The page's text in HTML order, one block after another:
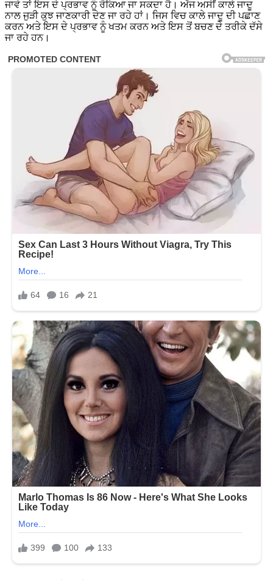
ਜਾਵੇ ਤਾਂ ਇਸ ਦੇ ਪ੍ਰਭਾਵ ਨੂੰ ਰੋਕਿਆ ਜਾ ਸਕਦਾ ਹੈ। ਅੱਜ ਅਸੀਂ ਕਾਲੇ ਜਾਦੂ
ਨਾਲ ਜੁੜੀ ਕੁਝ ਜਾਣਕਾਰੀ ਦੇਣ ਜਾ ਰਹੇ ਹਾਂ। ਜਿਸ ਵਿਚ ਕਾਲੇ ਜਾਦੂ ਦੀ ਪਛਾਣ
ਕਰਨ ਅਤੇ ਇਸ ਦੇ ਪ੍ਰਭਾਵ ਨੂੰ ਖਤਮ ਕਰਨ ਅਤੇ ਇਸ ਤੋਂ ਬਚਣ ਦੇ ਤਰੀਕੇ ਦੱਸੇ
ਜਾ ਰਹੇ ਹਨ।